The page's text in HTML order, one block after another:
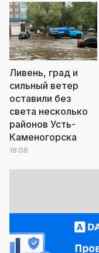
Ливень, град и
сильный ветер
оставили без
света несколько
районов Усть-
Каменогорска
16:06